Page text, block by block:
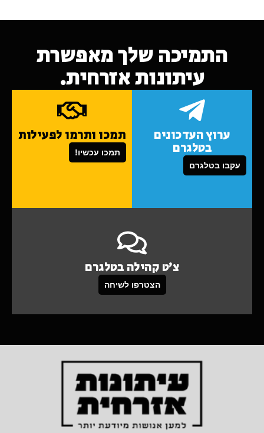
התמיכה שלך מאפשרת
עיתונות אזרחית.
ערוץ העדכונים
בטלגרם
עקבו בטלגרם
תמכו ותרמו לפעילות
תמכו עכשיו!
צ'ט קהילה בטלגרם
הצטרפו לשיחה